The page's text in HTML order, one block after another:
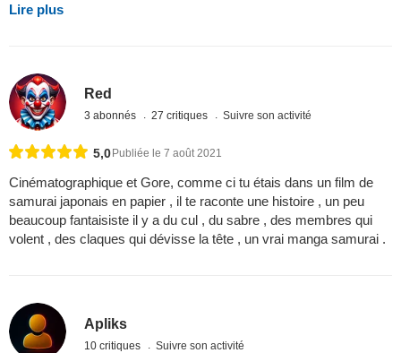
Lire plus
Red
3 abonnés 27 critiques Suivre son activité
5,0 Publiée le 7 août 2021
Cinématographique et Gore, comme ci tu étais dans un film de
samurai japonais en papier , il te raconte une histoire , un peu
beaucoup fantaisiste il y a du cul , du sabre , des membres qui
volent , des claques qui dévisse la tête , un vrai manga samurai .
Apliks
10 critiques Suivre son activité